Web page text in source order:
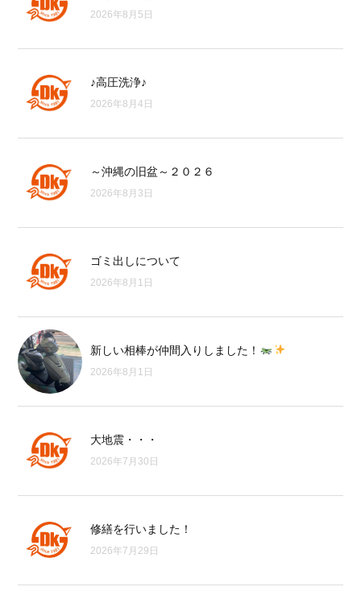
2026年8月5日
♪高圧洗浄♪
2026年8月4日
～沖縄の旧盆～２０２６
2026年8月3日
ゴミ出しについて
2026年8月1日
新しい相棒が仲間入りしました！
2026年8月1日
大地震・・・
2026年7月30日
修繕を行いました！
2026年7月29日